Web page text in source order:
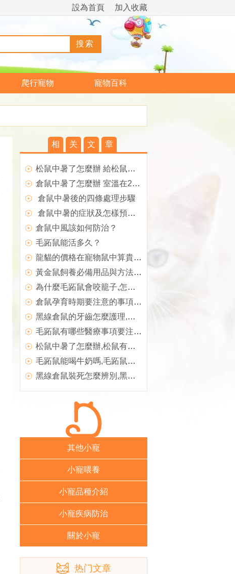
加入收藏
設為首頁
爬行寵物 寵物百科
相 关 文 章
松鼠中暑了怎麼辦 給松鼠喝一些淡淡的鹽水
倉鼠中暑了怎麼辦 室溫在28°以上時注意倉鼠防暑
倉鼠中暑後的四條處理步驟
倉鼠中暑的症狀及怎樣預防倉鼠中暑
倉鼠中風該如何防治？
毛跖鼠能活多久？
龍貓的價格在寵物鼠中算貴的嗎？
黃金鼠飼養必備用品與方法,鼠中貴族黃金鼠特征及挑選
為什麼毛跖鼠會咬籠子,怎麼訓練毛跖鼠寶寶玩毛跖鼠球
倉鼠孕育時期要注意的事項,飼養毛跖鼠有什麼禁忌
黑線倉鼠的牙齒怎麼護理,黑線倉鼠中暑怎麼辦
毛跖鼠有哪些醫療事項要注意,毛跖鼠能喝牛奶嗎
松鼠中暑了怎麼辦,松鼠有細菌嗎
毛跖鼠能喝牛奶嗎,毛跖鼠好動易受傷怎麼辦
黑線倉鼠裝死怎麼辨別,黑線倉鼠中暑怎麼辦
其他小寵
小寵喂養
小寵品種介紹
小寵疾病防治
關於小寵
热门文章